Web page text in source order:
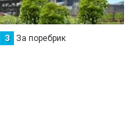
З За поребрик